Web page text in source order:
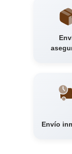
Envío